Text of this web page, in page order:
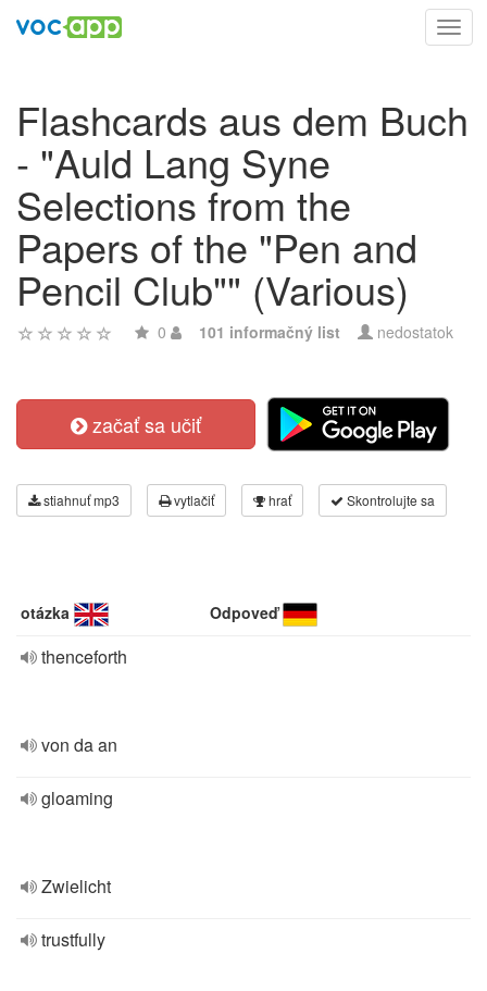
Flashcards aus dem Buch
- "Auld Lang Syne
Selections from the
Papers of the "Pen and
Pencil Club"" (Various)
0 101 informačný list nedostatok
začať sa učiť
stiahnuť mp3 vytlačiť hrať Skontrolujte sa
otázka Odpoveď
thenceforth
von da an
gloaming
Zwielicht
trustfully